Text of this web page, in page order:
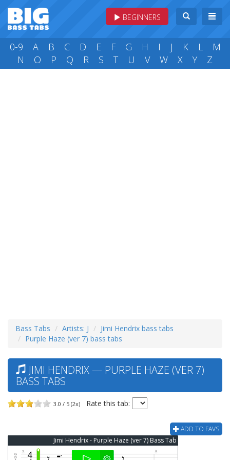
BEGINNERS
0-9 A B C D E F G H I J K L
M
N
O P Q R S T U V W X Y Z
Bass Tabs Artists: J
Jimi Hendrix bass tabs
Purple Haze (ver 7) bass tabs
JIMI HENDRIX — PURPLE HAZE (VER 7)
BASS TABS
3.0 / 5 (2x) Rate this tab:
ADD TO FAVS
Jimi Hendrix - Purple Haze (ver 7) Bass Tab